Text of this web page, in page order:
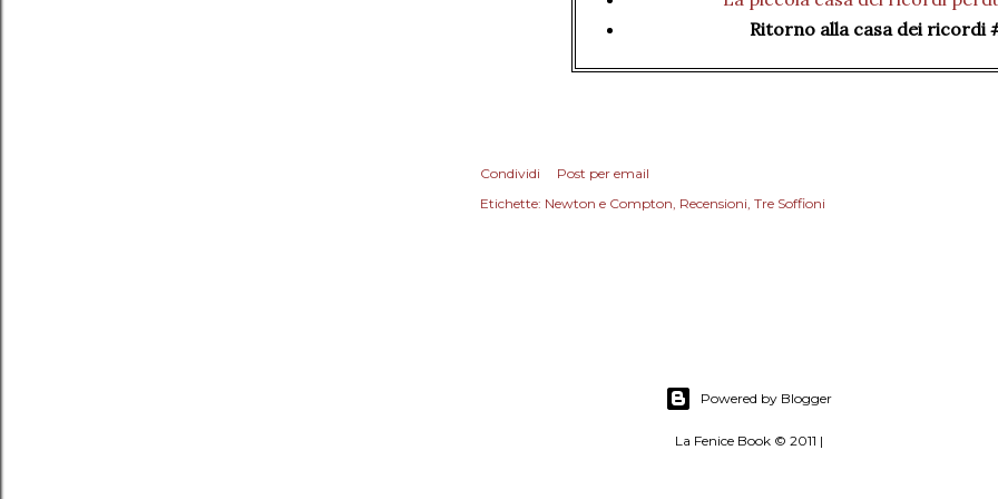
Ritorno alla casa dei ricordi
Condividi
Post per email
Etichette: Newton e Compton Recensioni Tre Soffioni
Powered by Blogger
La Fenice Book © 2011 |